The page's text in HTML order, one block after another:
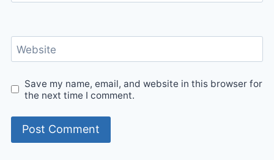
Website
Save my name, email, and website in this browser for
the next time I comment.